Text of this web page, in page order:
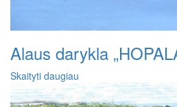
Alaus darykla
Skaityti daugiau